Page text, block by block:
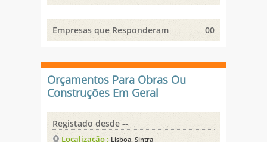
Empresas que Responderam 00
Orçamentos Para Obras Ou
Construções Em Geral
Registado desde --
Localização : Lisboa, Sintra